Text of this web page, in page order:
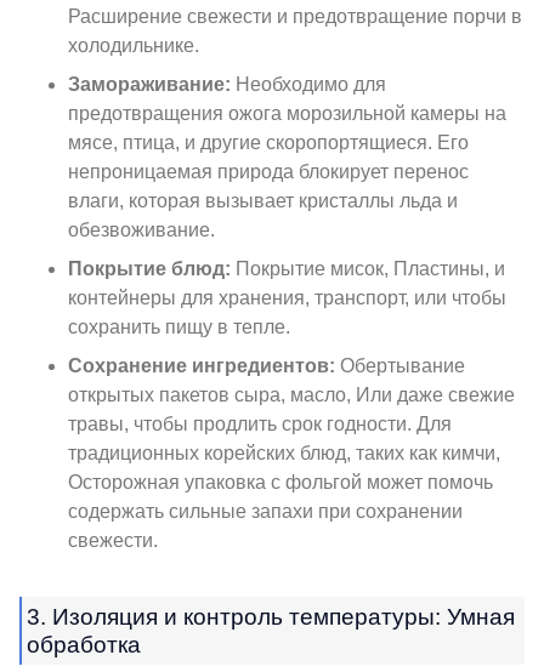
Расширение свежести и предотвращение порчи в
холодильнике.
Замораживание: Необходимо для
предотвращения ожога морозильной камеры на
мясе, птица, и другие скоропортящиеся. Его
непроницаемая природа блокирует перенос
влаги, которая вызывает кристаллы льда и
обезвоживание.
Покрытие блюд: Покрытие мисок, Пластины, и
контейнеры для хранения, транспорт, или чтобы
сохранить пищу в тепле.
Сохранение ингредиентов: Обертывание
открытых пакетов сыра, масло, Или даже свежие
травы, чтобы продлить срок годности. Для
традиционных корейских блюд, таких как кимчи,
Осторожная упаковка с фольгой может помочь
содержать сильные запахи при сохранении
свежести.
3. Изоляция и контроль температуры: Умная
обработка